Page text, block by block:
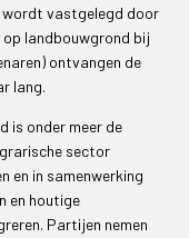
vastgelegd door
op landbouwgrond bij
ontvangen de
lang.
is onder meer de
sector
en in samenwerking
en houtige
Partijen nemen